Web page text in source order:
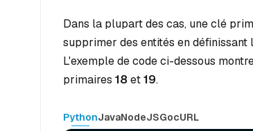
Dans la plupart des cas, une clé
supprimer des entités en
L'exemple de code ci-dessous
primaires 18 et19.
PythonJavaNodeJSGocURL